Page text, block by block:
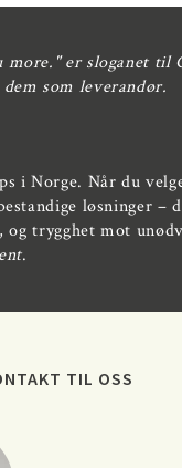
more." er sloganet til
som leverandør.
i Norge. Når du
løsninger –
trygghet mot
.
TIL OSS